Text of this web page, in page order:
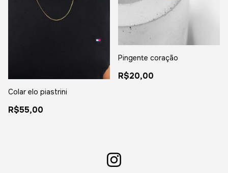
Colar elo piastrini
R$55,00
Pingente coração
R$20,00